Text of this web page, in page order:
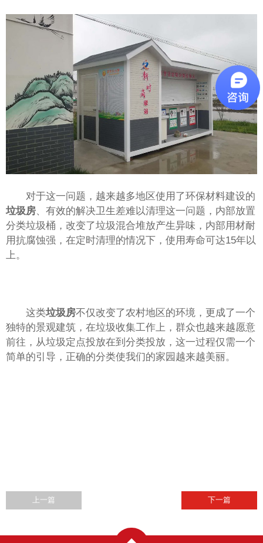
对于这一问题，越来越多地区使用了环保材料建设的
垃圾房、有效的解决卫生差难以清理这一问题，内部放置
分类垃圾桶，改变了垃圾混合堆放产生异味，内部用材耐
用抗腐蚀强，在定时清理的情况下，使用寿命可达15年以
上。
这类垃圾房不仅改变了农村地区的环境，更成了一个
独特的景观建筑，在垃圾收集工作上，群众也越来越愿意
前往，从垃圾定点投放在到分类投放，这一过程仅需一个
简单的引导，正确的分类使我们的家园越来越美丽。
上一篇 下一篇